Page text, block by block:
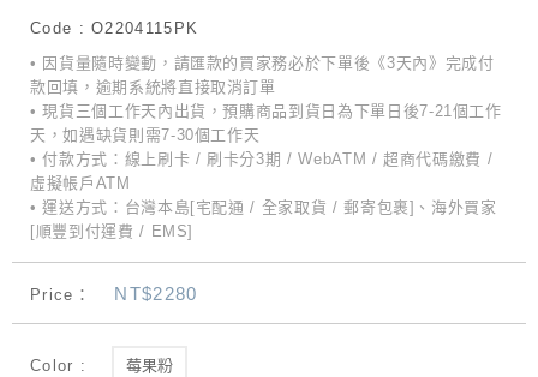
Code : O2204115PK
• 因貨量隨時變動，請匯款的買家務必於下單後《3天內》完成付
款回填，逾期系統將直接取消訂單
• 現貨三個工作天內出貨，預購商品到貨日為下單日後7-21個工作
天，如遇缺貨則需7-30個工作天
• 付款方式：線上刷卡 / 刷卡分3期 / WebATM / 超商代碼繳費 /
虛擬帳戶ATM
• 運送方式：台灣本島[宅配通 / 全家取貨 / 郵寄包裹]、海外買家
[順豐到付運費 / EMS]
Price： NT$2280
Color : 莓果粉